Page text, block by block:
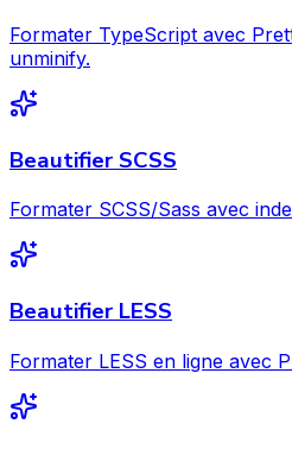
Formater TypeScript avec
unminify.
Beautifier SCSS
Formater SCSS/Sass avec
Beautifier LESS
Formater LESS en ligne avec